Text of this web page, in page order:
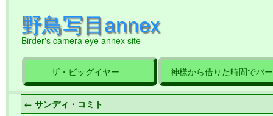
野鳥写目annex
Birder's camera eye annex site
ザ・ビッグイヤー 神様から借りた時間でバ
← サンディ・コミト